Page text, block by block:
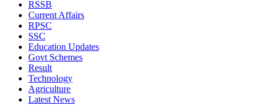
RSSB
Current Affairs
RPSC
SSC
Education Updates
Govt Schemes
Result
Technology
Agriculture
Latest News